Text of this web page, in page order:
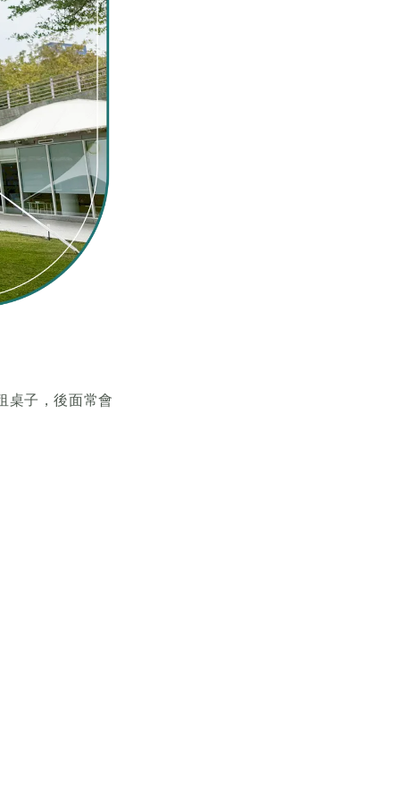
桌子，後面常會